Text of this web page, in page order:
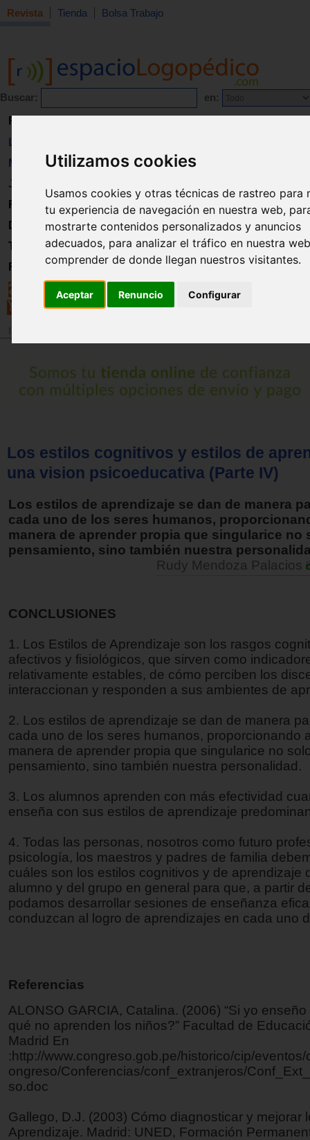
Utilizamos cookies
Usamos cookies y otras técnicas de rastreo para
tu experiencia de navegación en nuestra web,
mostrarte contenidos personalizados y anuncios
adecuados, para analizar el tráfico en nuestra
comprender de donde llegan nuestros visitantes.
Aceptar Renuncio Configurar
Revista Tienda Bolsa Trabajo
Buscar: en:
Revista
Libros
Material
Juguetes
Formación
Directorio
Trabajo
Registro
Los estilos cognitivos y estilos de
una vision psicoeducativa (Parte IV)
Los estilos de aprendizaje se dan de manera
cada uno de los seres humanos,
manera de aprender propia que singularice no
pensamiento, sino también nuestra
Rudy Mendoza Palacios
CONCLUSIONES
1. Los Estilos de Aprendizaje son los rasgos
afectivos y fisiológicos, que sirven como
relativamente estables, de cómo perciben los
interaccionan y responden a sus ambientes de
2. Los estilos de aprendizaje se dan de manera
cada uno de los seres humanos, proporcionando
manera de aprender propia que singularice no
pensamiento, sino también nuestra personalidad.
3. Los alumnos aprenden con más efectividad
enseña con sus estilos de aprendizaje
4. Todas las personas, nosotros como futuro
psicología, los maestros y padres de familia
cuáles son los estilos cognitivos y de aprendizaje
alumno y del grupo en general para que, a partir
podamos desarrollar sesiones de enseñanza
conduzcan al logro de aprendizajes en cada uno
Referencias
ALONSO GARCIA, Catalina. (2006) “Si yo
qué no aprenden los niños?” Facultad de
Madrid En
:http://www.congreso.gob.pe/historico/cip/
ongreso/Conferencias/conf_extranjeros/
so.doc
Gallego, D.J. (2003) Cómo diagnosticar y mejorar
Aprendizaje. Madrid: UNED, Formación